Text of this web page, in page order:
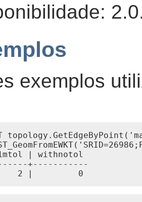
exemplos
| withnotol
+-----------